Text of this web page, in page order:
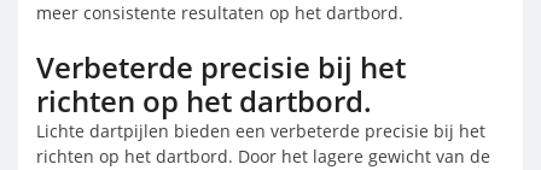
meer consistente resultaten op het dartbord.
Verbeterde precisie bij het
richten op het dartbord.
Lichte dartpijlen bieden een verbeterde precisie bij het
richten op het dartbord. Door het lagere gewicht van de